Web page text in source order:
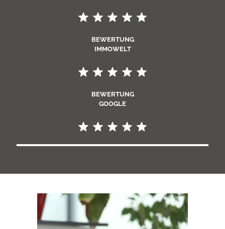
BEWERTUNG
IMMOWELT
BEWERTUNG
GOOGLE